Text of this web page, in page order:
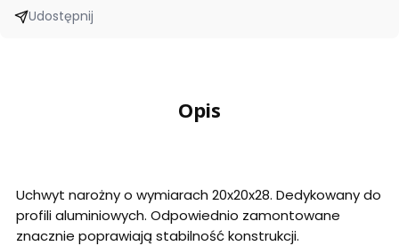
Udostępnij
Opis
Uchwyt narożny o wymiarach 20x20x28. Dedykowany do
profili aluminiowych. Odpowiednio zamontowane
znacznie poprawiają stabilność konstrukcji.